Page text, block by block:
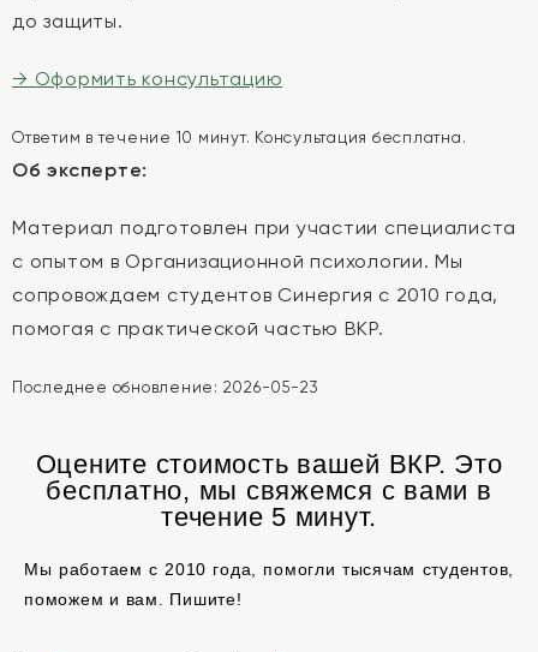
до защиты.
→ Оформить консультацию
Ответим в течение 10 минут. Консультация бесплатна.
Об эксперте:
Материал подготовлен при участии специалиста
с опытом в Организационной психологии. Мы
сопровождаем студентов Синергия с 2010 года,
помогая с практической частью ВКР.
Последнее обновление: 2026-05-23
Оцените стоимость вашей ВКР. Это
бесплатно, мы свяжемся с вами в
течение 5 минут.
Мы работаем с 2010 года, помогли тысячам студентов,
поможем и вам. Пишите!